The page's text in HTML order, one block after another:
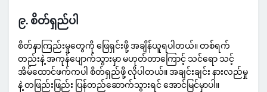
၉. စိတ်ရှည်ပါ
စိတ်နာကြည်းမှုတွေကို ဖြေရှင်းဖို့ အချိန်ယူရပါတယ်။ တစ်ရက်
တည်းနဲ့ အကုန်ပျောက်သွားမှာ မဟုတ်တာကြောင့် သင်ရော သင့်
အိမ်ထောင်ဖက်ကပါ စိတ်ရှည်ဖို့ လိုပါတယ်။ အချင်းချင်း နားလည်မှု
နဲ့ တဖြည်းဖြည်း ပြန်တည်ဆောက်သွားရင် အောင်မြင်မှာပါ။